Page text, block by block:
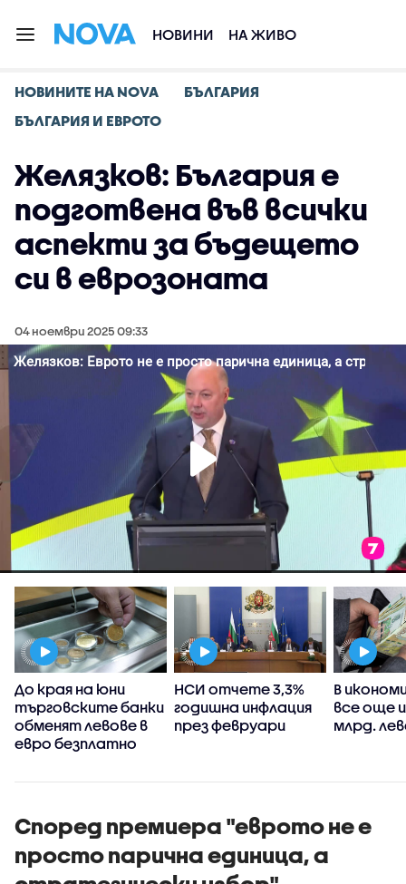
НОВИНИ НА ЖИВО
НОВИНИТЕ НА NOVA
БЪЛГАРИЯ
БЪЛГАРИЯ И ЕВРОТО
Желязков: България е
подготвена във всички
аспекти за бъдещето
си в еврозоната
04 ноември 2025 09:33
До края на юни
търговските банки
обменят левове в
евро безплатно
НСИ отчете 3,3%
годишна инфлация
през февруари
В
все още
млрд.
Според премиера "еврото не е
просто парична единица, а